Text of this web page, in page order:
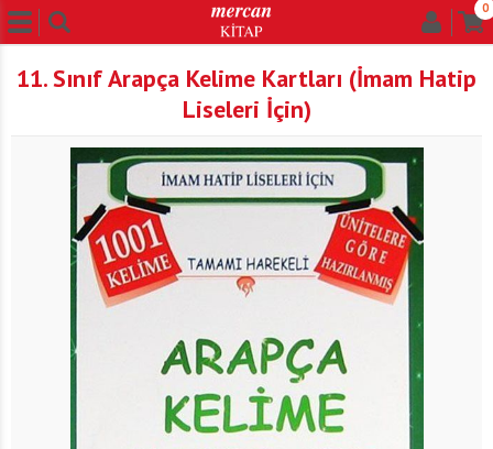
0
11. Sınıf Arapça Kelime Kartları (İmam Hatip
Liseleri İçin)